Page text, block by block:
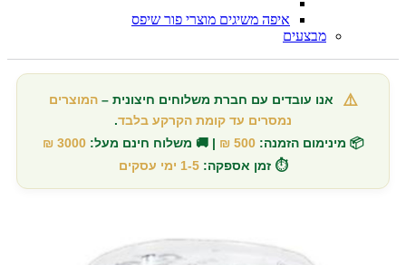
איפה משיגים מוצרי פור שיפס
מבצעים
⚠️ אנו עובדים עם חברת משלוחים חיצונית –המוצרים
נמסרים עד קומת הקרקע בלבד.
📦 מינימום הזמנה: 500 ₪ | 🚚 משלוח חינם מעל: 3000 ₪
⏱️ זמן אספקה: 1-5 ימי עסקים